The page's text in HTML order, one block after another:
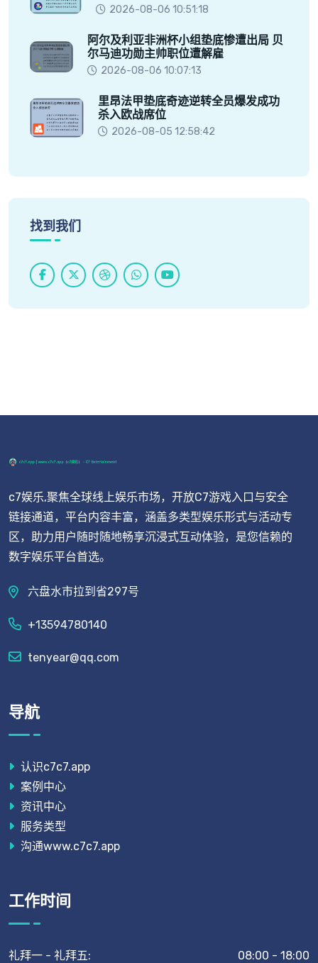
2026-08-06 10:51:18
阿尔及利亚非洲杯小组垫底惨遭出局 贝
尔马迪功勋主帅职位遭解雇
2026-08-06 10:07:13
里昂法甲垫底奇迹逆转全员爆发成功
杀入欧战席位
2026-08-05 12:58:42
找到我们
c7娱乐,聚焦全球线上娱乐市场，开放C7游戏入口与安全
链接通道，平台内容丰富，涵盖多类型娱乐形式与活动专
区，助力用户随时随地畅享沉浸式互动体验，是您信赖的
数字娱乐平台首选。
六盘水市拉到省297号
+13594780140
tenyear@qq.com
导航
认识c7c7.app
案例中心
资讯中心
服务类型
沟通www.c7c7.app
工作时间
礼拜一 - 礼拜五: 08:00 - 18:00